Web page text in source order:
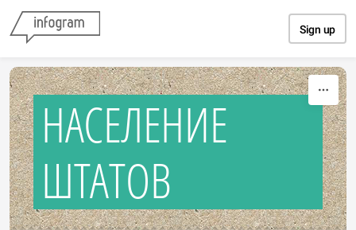
Sign up
НАСЕЛЕНИЕ
ШТАТОВ